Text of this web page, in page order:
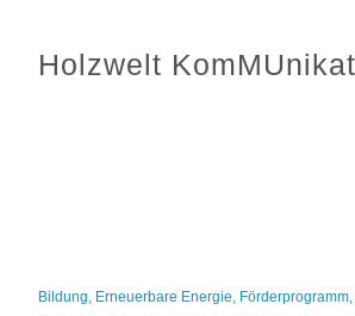
Holzwelt
Bildung, Erneuerbare Energie, Förderprogramm,